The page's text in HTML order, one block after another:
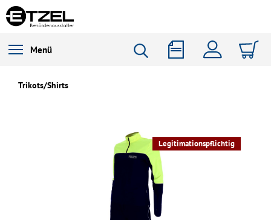
Menü
Trikots/Shirts
Legitimationspflichtig